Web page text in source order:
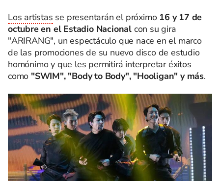
Los artistas se presentarán el próximo16 y 17 de
octubre en el Estadio Nacional con su gira
"ARIRANG", un espectáculo que nace en el marco
de las promociones de su nuevo disco de estudio
homónimo y que les permitirá interpretar éxitos
como "SWIM", "Body to Body", "Hooligan" y más.